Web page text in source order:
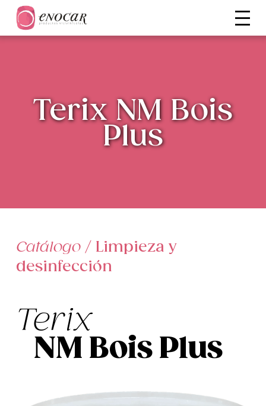
Terix NM Bois
Plus
Catálogo / Limpieza y
desinfección
Terix
NM Bois Plus